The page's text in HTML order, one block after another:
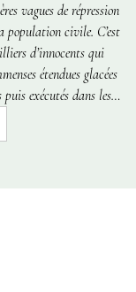
vagues de répression
population civile. C’est
d’innocents qui
étendues glacées
exécutés dans les
le 14 juin 1941, elle et
années plus tard.
que cinq ans mais
celle-ci a pu à
Et, à travers elle,